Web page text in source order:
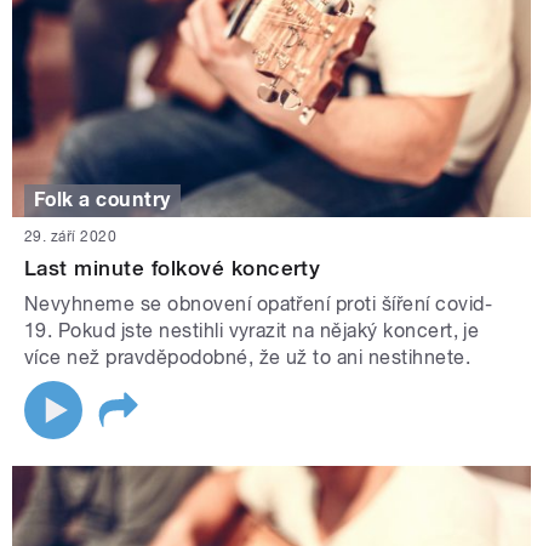
Folk a country
29. září 2020
Last minute folkové koncerty
Nevyhneme se obnovení opatření proti šíření covid-
19. Pokud jste nestihli vyrazit na nějaký koncert, je
více než pravděpodobné, že už to ani nestihnete.